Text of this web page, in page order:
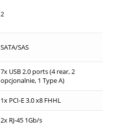
2
SATA/SAS
7x USB 2.0 ports (4 rear, 2
opcjonalnie, 1 Type A)
1x PCI-E 3.0 x8 FHHL
2x RJ-45 1Gb/s